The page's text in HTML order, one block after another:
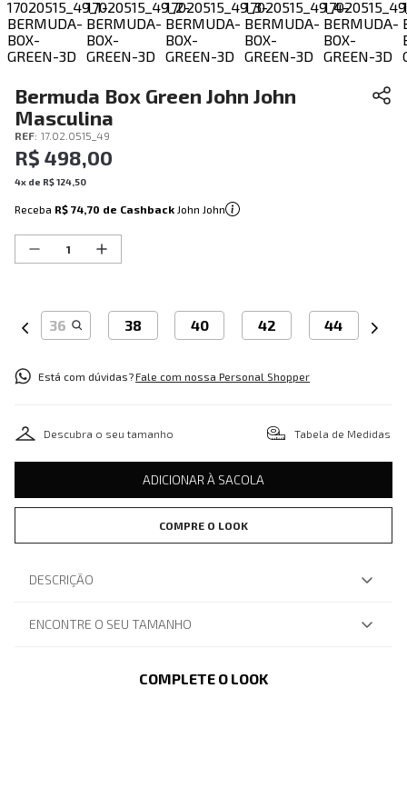
Bermuda Box Green John John
Masculina
REF: 17.02.0515_49
R$ 498,00
4x de R$124 50
Receba R$ 74,70 de Cashback John John
36 38 40 42 44
Está com dúvidas?Fale com nossa Personal Shopper
Descubra o seu tamanho Tabela de Medidas
ADICIONAR À SACOLA
COMPRE O LOOK
DESCRIÇÃO
ENCONTRE O SEU TAMANHO
COMPLETE O LOOK